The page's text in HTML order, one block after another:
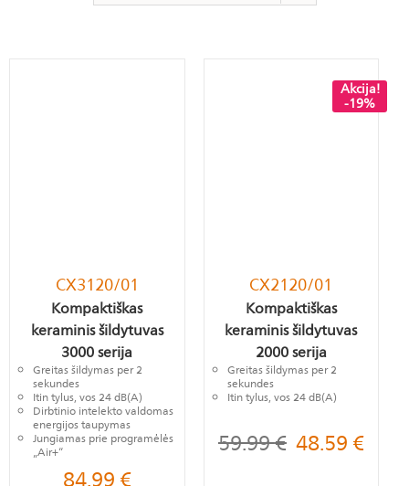
CX3120/01
Kompaktiškas
keraminis šildytuvas
3000 serija
Greitas šildymas per 2
sekundes
Itin tylus, vos 24 dB(A)
Dirbtinio intelekto valdomas
energijos taupymas
Jungiamas prie programėlės
„Air+“
Akcija!
-19%
CX2120/01
Kompaktiškas
keraminis šildytuvas
2000 serija
Greitas šildymas per 2
sekundes
Itin tylus, vos 24 dB(A)
59.99€ 48.59€